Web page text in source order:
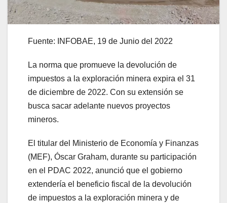
Fuente: INFOBAE, 19 de Junio del 2022
La norma que promueve la devolución de
impuestos a la exploración minera expira el 31
de diciembre de 2022. Con su extensión se
busca sacar adelante nuevos proyectos
mineros.
El titular del Ministerio de Economía y Finanzas
(MEF), Óscar Graham, durante su participación
en el PDAC 2022, anunció que el gobierno
extendería el beneficio fiscal de la devolución
de impuestos a la exploración minera y de